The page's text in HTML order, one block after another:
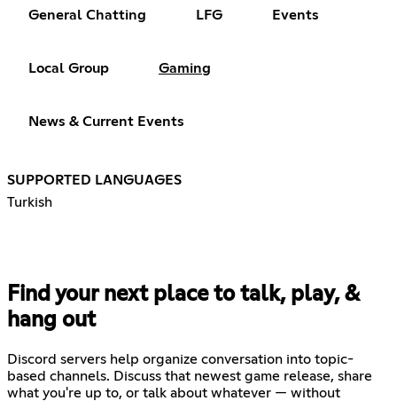
General Chatting LFG Events
Local Group Gaming
News & Current Events
SUPPORTED LANGUAGES
Turkish
Find your next place to talk, play, &
hang out
Discord servers help organize conversation into topic-
based channels. Discuss that newest game release, share
what you're up to, or talk about whatever — without